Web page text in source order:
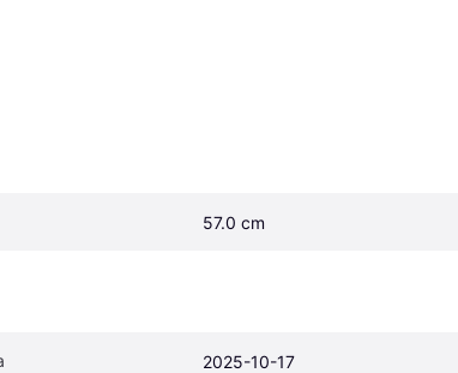
57.0 cm
2025-10-17